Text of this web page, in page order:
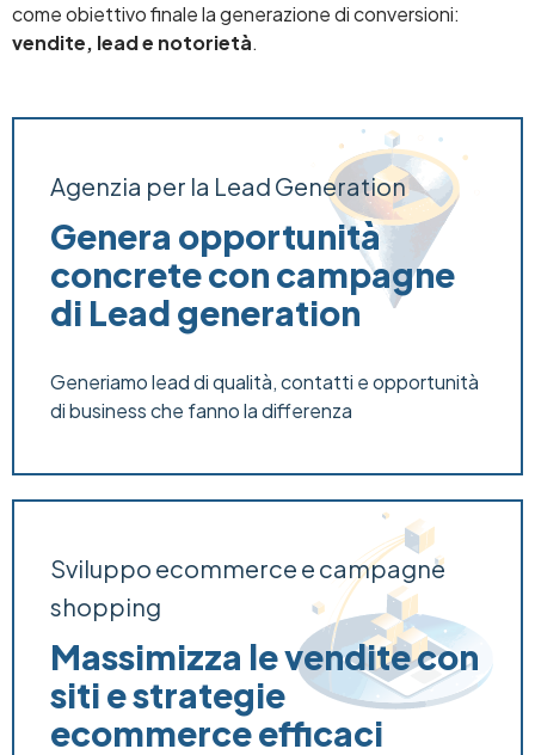
come obiettivo finale la generazione di conversioni:
vendite, lead e notorietà.
Agenzia per la Lead Generation
Genera opportunità
concrete con campagne
di Lead generation
Generiamo lead di qualità, contatti e opportunità
di business che fanno la differenza
Sviluppo ecommerce e campagne
shopping
Massimizza le vendite con
siti e strategie
ecommerce efficaci